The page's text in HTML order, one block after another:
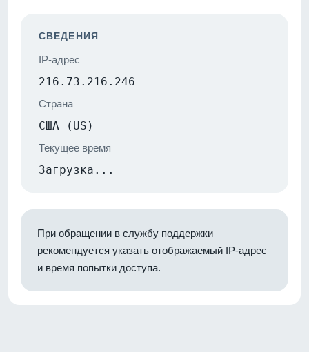
СВЕДЕНИЯ
IP-адрес
216.73.216.246
Страна
США (US)
Текущее время
Загрузка...
При обращении в службу поддержки
рекомендуется указать отображаемый IP-адрес
и время попытки доступа.